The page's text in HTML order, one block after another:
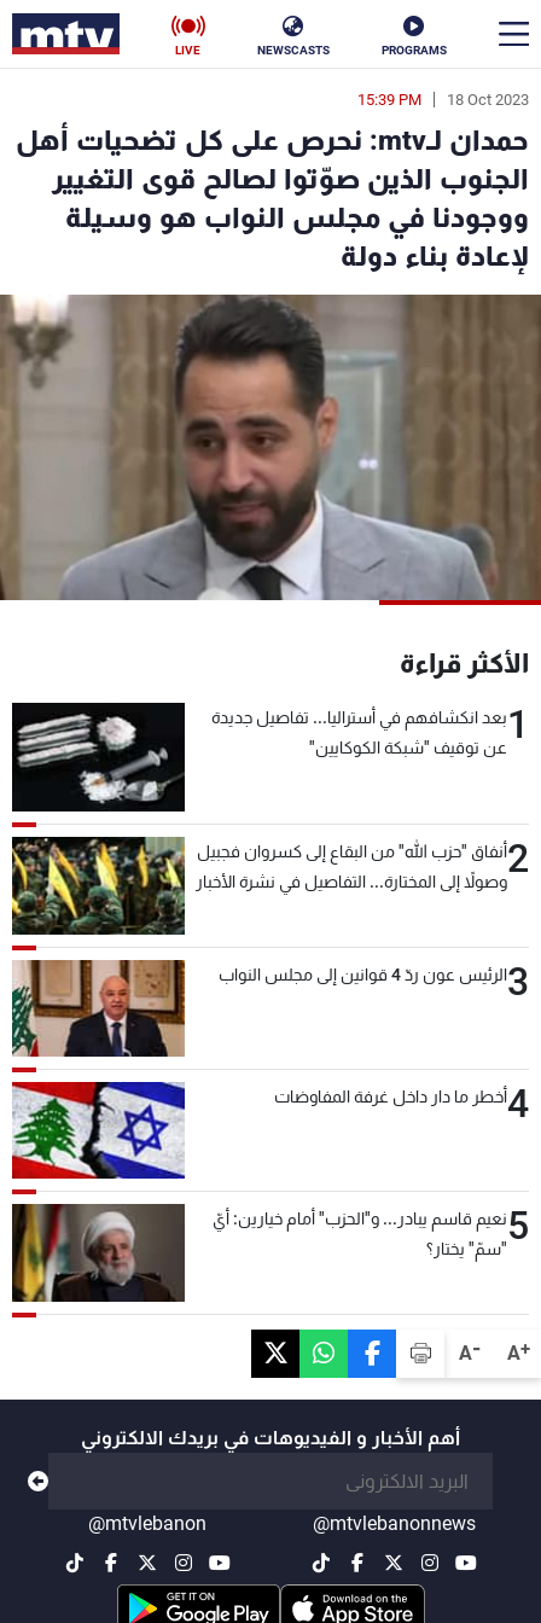
PROGRAMS
NEWSCASTS
LIVE
A+
A-
18 Oct 2023
15:39 PM
حمدان لـmtv: نحرص على كل تضحيات أهل
الجنوب الذين صوّتوا لصالح قوى التغيير
ووجودنا في مجلس النواب هو وسيلة
لإعادة بناء دولة
الأكثر قراءة
1بعد انكشافهم في أستراليا... تفاصيل جديدة
عن توقيف "شبكة الكوكايين"
2أنفاق "حزب الله" من البقاع إلى كسروان فجبيل
وصولاً إلى المختارة... التفاصيل في نشرة الأخبار
3الرئيس عون ردّ 4 قوانين إلى مجلس النواب
4أخطر ما دار داخل غرفة المفاوضات
5نعيم قاسم يبادر... و"الحزب" أمام خيارين: أيّ
"سمّ" يختار؟
أهم الأخبار و الفيديوهات في بريدك الالكتروني
@mtvlebanonnews
@mtvlebanon
en
الأخبار
سياسة ناس
إقتصاد
رياضة
جدول البرامج
شاهد البرامج
الترددات
عن MTV
لاعلاناتكم
شروط الإسـتخدام